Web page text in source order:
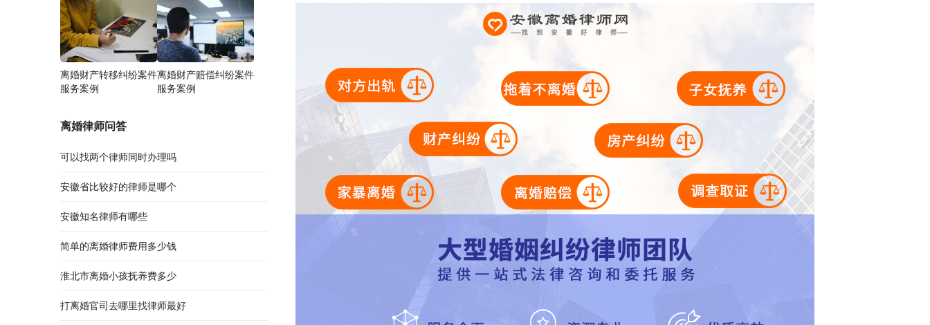
离婚财产转移纠纷案件
服务案例
离婚财产赔偿纠纷案件
服务案例
离婚律师问答
可以找两个律师同时办理吗
安徽省比较好的律师是哪个
安徽知名律师有哪些
简单的离婚律师费用多少钱
淮北市离婚小孩抚养费多少
打离婚官司去哪里找律师最好